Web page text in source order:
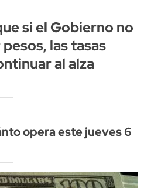
si el Gobierno no
las tasas
al alza
opera este jueves 6